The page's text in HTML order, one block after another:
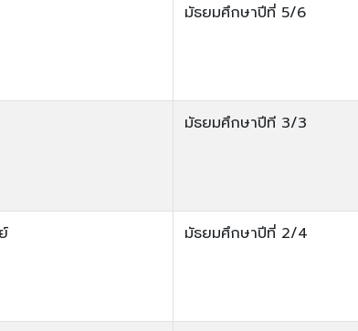
มัธยมศึกษาปีที่ 5/6
มัธยมศึกษาปีที 3/3
มัธยมศึกษาปีที่ 2/4